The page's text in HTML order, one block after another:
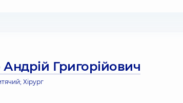
Григорійович
Хірург